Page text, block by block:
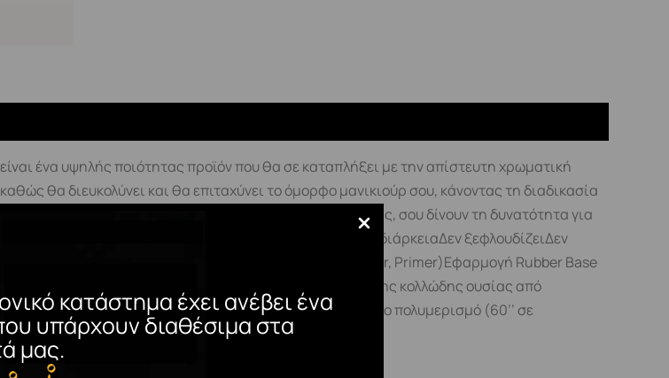
κατάστημα έχει ανέβει ένα
υπάρχουν διαθέσιμα στα
μας.
ένα υψηλής ποιότητας προϊόν που θα σε καταπλήξει με την απίστευτη χρωματική
θα διευκολύνει και θα επιταχύνει το όμορφο μανικιούρ σου, κάνοντας τη διαδικασία
των χρωμάτων με τα υπεργυαλιστερα Top μας, σου δίνουν τη δυνατότητα για
ομοιόμορφαΜεγάλη αντοχή και διάρκειαΔεν ξεφλουδίζειΔεν
φυσικής πλάκας του νυχιού Primer(Cleaner, Optimizer, Primer)Εφαρμογή Rubber Base
πλάκα του νυχιούΣΗΜΑΝΤΙΚΟ! Συνίσταται αφαίρεση της κολλώδης ουσίας από
2 λεπτές στρώσεις του Polish Gel, με ενδιάμεσο πολυμερισμό (60’’ σε
αυξάνουμε τον πολυμερισμό μέχρι και 120’’.